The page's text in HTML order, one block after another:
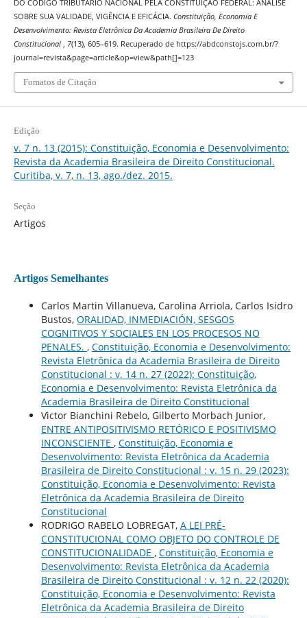
DO CÓDIGO TRIBUTÁRIO NACIONAL PELA CONSTITUIÇÃO FEDERAL: ANÁLISE
SOBRE SUA VALIDADE, VIGÊNCIA E EFICÁCIA. Constituição, Economia E
Desenvolvimento: Revista Eletrônica Da Academia Brasileira De Direito
Constitucional , 7(13), 605–619. Recuperado de https://abdconstojs.com.br/?
journal=revista&page=article&op=view&path[]=123
Fomatos de Citação
Edição
v. 7 n. 13 (2015): Constituição, Economia e Desenvolvimento:
Revista da Academia Brasileira de Direito Constitucional.
Curitiba, v. 7, n. 13, ago./dez. 2015.
Seção
Artigos
Artigos Semelhantes
Carlos Martin Villanueva, Carolina Arriola, Carlos Isidro
Bustos, ORALIDAD, INMEDIACIÓN, SESGOS
COGNITIVOS Y SOCIALES EN LOS PROCESOS NO
PENALES. , Constituição, Economia e Desenvolvimento:
Revista Eletrônica da Academia Brasileira de Direito
Constitucional : v. 14 n. 27 (2022): Constituição,
Economia e Desenvolvimento: Revista Eletrônica da
Academia Brasileira de Direito Constitucional
Victor Bianchini Rebelo, Gilberto Morbach Junior,
ENTRE ANTIPOSITIVISMO RETÓRICO E POSITIVISMO
INCONSCIENTE , Constituição, Economia e
Desenvolvimento: Revista Eletrônica da Academia
Brasileira de Direito Constitucional : v. 15 n. 29 (2023):
Constituição, Economia e Desenvolvimento: Revista
Eletrônica da Academia Brasileira de Direito
Constitucional
RODRIGO RABELO LOBREGAT, A LEI PRÉ-
CONSTITUCIONAL COMO OBJETO DO CONTROLE DE
CONSTITUCIONALIDADE , Constituição, Economia e
Desenvolvimento: Revista Eletrônica da Academia
Brasileira de Direito Constitucional : v. 12 n. 22 (2020):
Constituição, Economia e Desenvolvimento: Revista
Eletrônica da Academia Brasileira de Direito